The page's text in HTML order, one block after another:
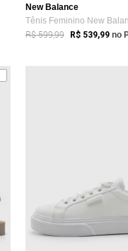
New Balance
R$ 599,99 R$ 539,99 no